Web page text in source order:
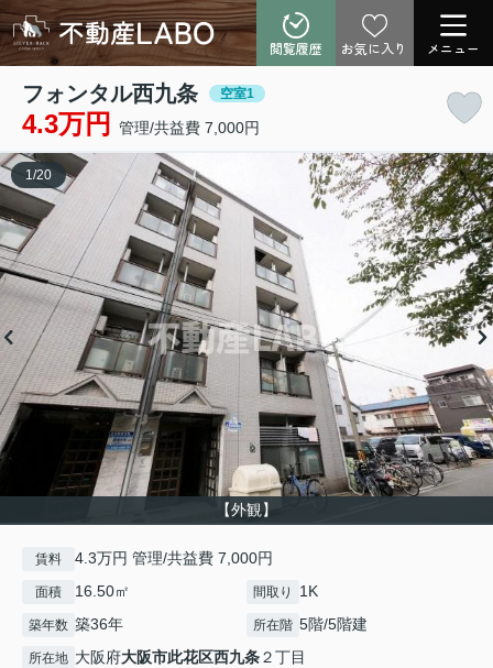
閲覧履歴 お気に入り メニュー
フォンタル西九条 空室1
4.3万円 管理/共益費 7,000円
【外観】
1 /20
賃料 4.3万円 管理/共益費 7,000円
面積 16.50㎡ 間取り 1K
築年数 築36年 所在階 5階/5階建
所在地 大阪府大阪市此花区西九条２丁目